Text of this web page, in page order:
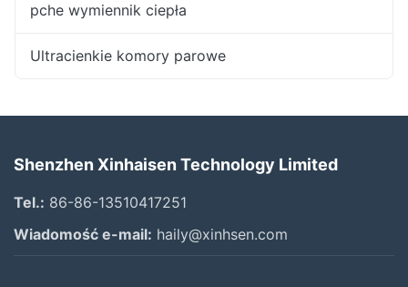
pche wymiennik ciepła
Ultracienkie komory parowe
Shenzhen Xinhaisen Technology Limited
Tel.: 86-86-13510417251
Wiadomość e-mail: haily@xinhsen.com